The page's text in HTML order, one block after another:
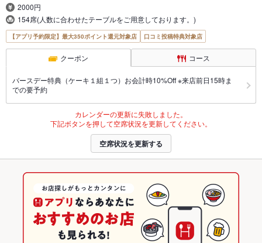
2000円
154席(人数に合わせたテーブルをご用意しております。)
【アプリ予約限定】最大350ポイント還元対象店 口コミ投稿特典対象店
クーポン コース
バースデー特典（ケーキ１組１つ）お会計時10%Off ※来店前日15時ま
での要予約
カレンダーの更新に失敗しました。
下記ボタンを押して空席状況を更新してください。
空席状況を更新する